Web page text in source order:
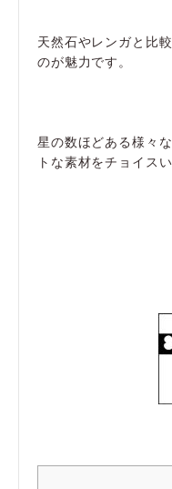
天然石やレンガと比
のが魅力です。
星の数ほどある様々
トな素材をチョイス